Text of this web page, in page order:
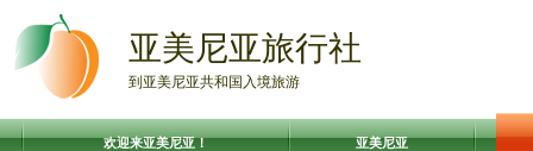
亚美尼亚旅行社
到亚美尼亚共和国入境旅游
欢迎来亚美尼亚！ 亚美尼亚